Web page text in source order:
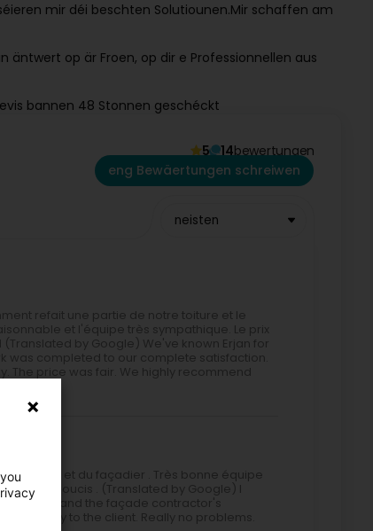
mir déi beschten Solutiounen.Mir schaffen am
op är Froen, op dir e Professionnellen aus
bannen 48 Stonnen geschéckt
5 14bewertungen
eng Bewäertungen schreiwen
neisten
refait une partie de notre toiture et le
et l'équipe très sympathique. Le prix
by Google) We've known Erjan for
was completed to our complete satisfaction.
The price was fair. We highly recommend
du client et du façadier . Très bonne équipe
pas de soucis . (Translated by Google) I
client's and the façade contractor's
friendly to the client. Really no problems.